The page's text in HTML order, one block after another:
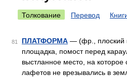
Толкование Перевод
81 ПЛАТФОРМА — (фр., плоский
площадка, помост перед
выстланное место, на которое
лафетов не врезывались в